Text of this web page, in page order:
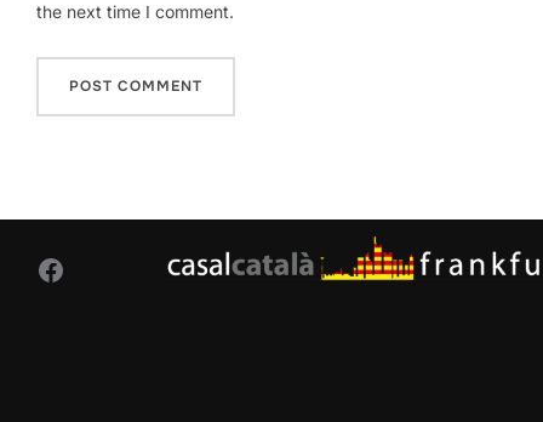
the next time I comment.
Facebook